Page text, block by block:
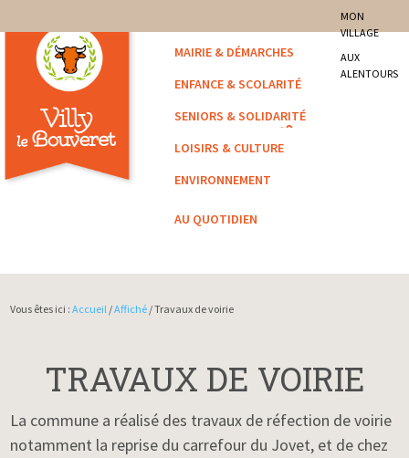
Villy-le-Bouveret
MON
VILLAGE
AUX
ALENTOURS
MAIRIE & DÉMARCHES
ENFANCE & SCOLARITÉ
SENIORS & SOLIDARITÉ
LOISIRS & CULTURE
ENVIRONNEMENT
AU QUOTIDIEN
Vous êtes ici :Accueil /Affiché / Travaux de voirie
TRAVAUX DE VOIRIE
La commune a réalisé des travaux de réfection de voirie
notamment la reprise du carrefour du Jovet, et de chez